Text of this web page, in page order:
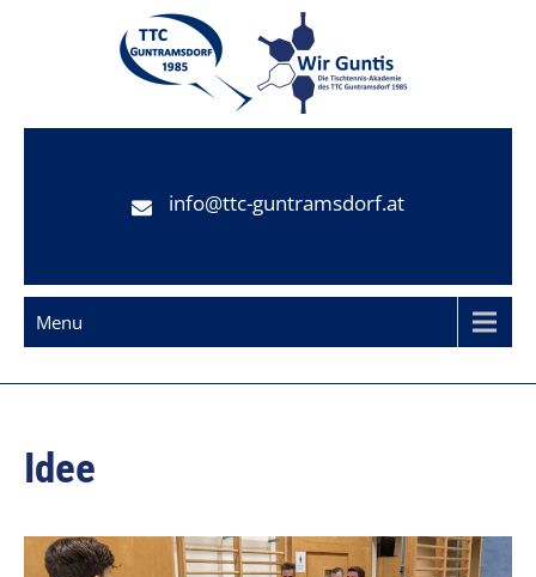
info@ttc-guntramsdorf.at
Menu
Idee